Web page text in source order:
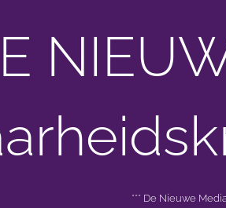
*** De Nieuwe